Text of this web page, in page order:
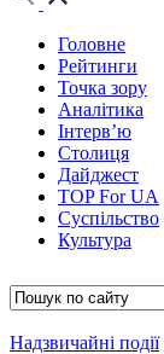
Головне
Рейтинги
Точка зору
Аналітика
Інтерв’ю
Столиця
Дайджест
TOP For UA
Суспiльство
Культура
Надзвичайні події